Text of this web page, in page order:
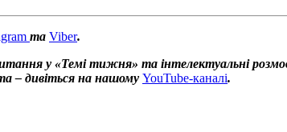
та Viber.
у «Темі тижня» та інтелектуальні
– дивіться на нашому YouTube-каналі.